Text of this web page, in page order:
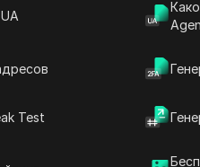
Test
Открыть в
Задайте вопросы
Открыть в
Copy Link